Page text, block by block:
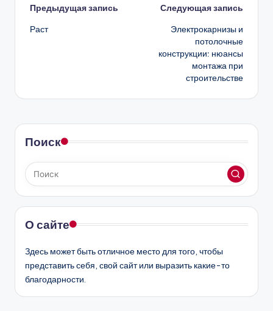
Навигация
записи
Предыдущая запись
Раст
Следующая запись
Электрокарнизы и
потолочные
конструкции: нюансы
монтажа при
строительстве
Поиск
О сайте
Здесь может быть отличное место для того, чтобы
представить себя, свой сайт или выразить какие-то
благодарности.